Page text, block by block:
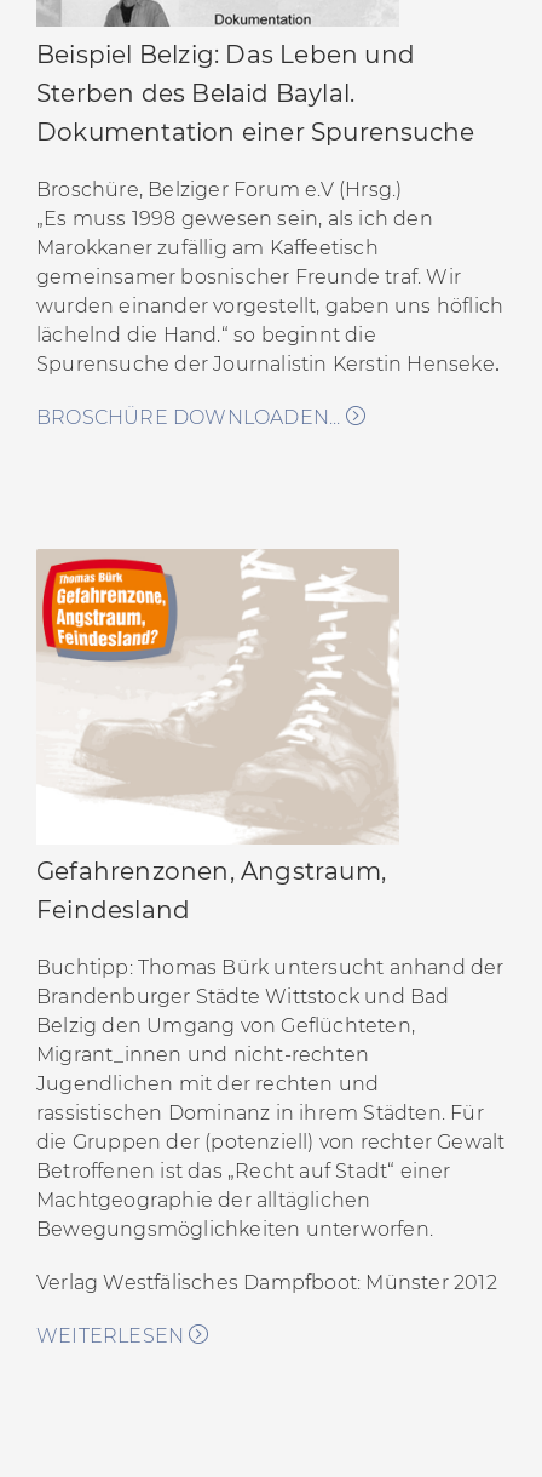
6-7
[8] Ebd.
[9] Jan-Philipp Baeck:Wir haben keine Angst. in:
TAZ v. 10.04.2012
[10] Bad Belzig Rechtsaussen, „Belaid Baylal“, auf:
Bad Belzig Rechtsaussen 06.05.2013
[11] Frank Jansen, Heike Kleffner, Johannes Radke
und Toralf Staud:156 Schicksale. in: ZEIT Online v.
16.09.2010
[12]Anschläge in Belzig verurteilt.in: Potsdamer
Neueste Nachrichten, v. 12.11.2010
[13]Aufruf vom Infocafé„Der Winkel“zum
Gedenken an Belaid Baylal 2014
Beispiel Belzig: Das Leben und
Sterben des Belaid Baylal.
Dokumentation einer Spurensuche
Broschüre, Belziger Forum e.V (Hrsg.)
„Es muss 1998 gewesen sein, als ich den
Marokkaner zufällig am Kaffeetisch
gemeinsamer bosnischer Freunde traf. Wir
wurden einander vorgestellt, gaben uns höflich
lächelnd die Hand.“ so beginnt die
Spurensuche der Journalistin Kerstin Henseke
BROSCHÜRE DOWNLOADEN...
Gefahrenzonen, Angstraum,
Feindesland
Buchtipp: Thomas Bürk untersucht anhand der
Brandenburger Städte Wittstock und Bad
Belzig den Umgang von Geflüchteten,
Migrant_innen und nicht-rechten
Jugendlichen mit der rechten und
rassistischen Dominanz in ihrem Städten. Für
die Gruppen der (potenziell) von rechter Gewalt
Betroffenen ist das „Recht auf Stadt“ einer
Machtgeographie der alltäglichen
Bewegungsmöglichkeiten unterworfen.
Verlag Westfälisches Dampfboot: Münster 2012
WEITERLESEN